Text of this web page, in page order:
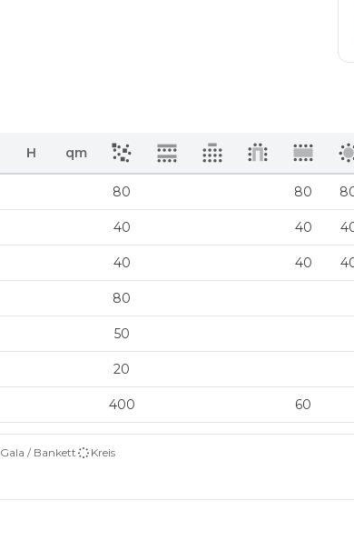
H qm
80 80
40 40
40 40
80
50
20
400 60
Gala / Bankett Kreis